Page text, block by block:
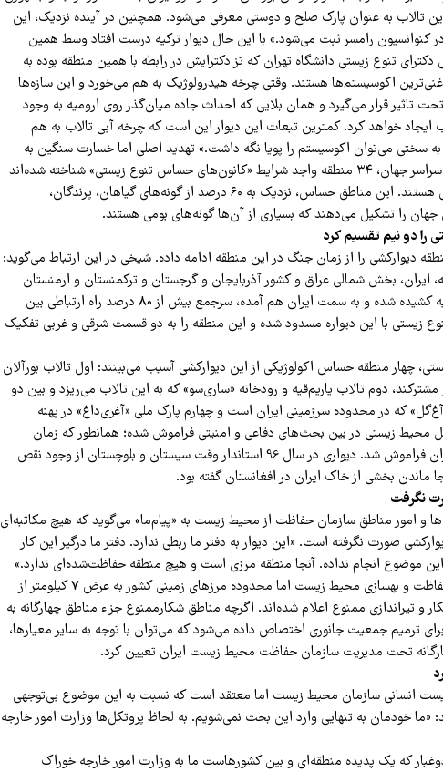
تالاب به عنوان پارک صلح و دوستی معرفی می‌شود. همچنین در آینده نزدیک، این
در کنوانسیون رامسر ثبت می‌شود.» با این حال دیوار ترکیه درست افتاد وسط همین
تنوع زیستی دانشگاه تهران که تز دکترایش در رابطه با همین منطقه بوده به
غنی‌ترین اکوسیستم‌ها هستند. وقتی چرخه هیدرولوژیک به هم می‌خورد و این سازه‌ها
تاثیر قرار می‌گیرد و همان بلایی که احداث جاده میان‌گذر روی ارومیه به وجود
ایجاد خواهد کرد. کمترین تبعات این دیوار این است که چرخه آبی تالاب به هم
سختی می‌توان اکوسیستم را پویا نگه داشت.» تهدید اصلی اما خسارت سنگین به
منطقه داغ تنوع زیستی است. در سراسر جهان، ۳۴ منطقه واجد شرایط «کانون‌های حساس تنوع زیستی» شناخته شده‌اند
و ۹ منطقه دیگر هم نامزد احتمالی هستند. این مناطق حساس، نزدیک به ۶۰ درصد از گونه‌های گیاهان، پرندگان،
جهان را تشکیل می‌دهند که بسیاری از آن‌ها گونه‌های بومی هستند.
را دو نیم تقسیم کرد
دیوارکشی را از زمان جنگ در این منطقه ادامه داده. شیخی در این ارتباط می‌گوید:
ایران، بخش شمالی عراق و کشور آذربایجان و گرجستان و ترکمنستان و ارمنستان
است. این دیوار بین ترکیه و سوریه کشیده شده و به سمت ایران هم آمده، سرجمع بیش از 80 درصد راه ارتباطی بین
زیستی با این دیواره مسدود شده و این منطقه را به دو قسمت شرقی و غربی تفکیک
چهار منطقه حساس اکولوژیکی از این دیوارکشی آسیب می‌بینند: اول تالاب بورآلان
دوم تالاب یاریم‌قیه و رودخانه «ساری‌سو» که به این تالاب می‌ریزد و بین دو
که در محدوده سرزمینی ایران است و چهارم پارک ملی «آغری‌داغ» در پهنه
محیط زیستی در بین بحث‌های دفاعی و امنیتی فراموش شده؛ همانطور که زمان
احداث دیوار بین افغانستان و ایران فراموش شد. دیواری در سال 96 استاندار وقت سیستان و بلوچستان از وجود نقص
ماندن بخشی از خاک ایران در افغانستان گفته بود.
نگرفت
و امور مناطق سازمان حفاظت از محیط زیست به «پیام‌ما» می‌گوید که هیچ مکاتبه‌ای
صورت نگرفته است. «این دیوار به دفتر ما ربطی ندارد. دفتر ما درگیر این کار
موضوع انجام نداده. آنجا منطقه مرزی است و هیچ منطقه حفاظت‌شده‌ای ندارد.»
به استناد بند «و» ماده 6 قانون حفاظت و بهسازی محیط زیست اما محدوده مرزهای زمینی کشور به عرض 7 کیلومتر از
82 به عنوان شکار و تیراندازی ممنوع اعلام شده‌اند. اگرچه مناطق شکارممنوع جزء مناطق چهارگانه به
ترمیم جمعیت جانوری اختصاص داده می‌شود که می‌توان با توجه به سایر معیارها،
تحت مدیریت سازمان حفاظت محیط زیست ایران تعیین کرد.
انسانی سازمان محیط زیست اما معتقد است که نسبت به این موضوع بی‌توجهی
«ما خودمان به تنهایی وارد این بحث نمی‌شویم. به لحاظ پروتکل‌ها وزارت امور خارجه
که یک پدیده منطقه‌ای و بین کشورهاست ما به وزارت امور خارجه خوراک